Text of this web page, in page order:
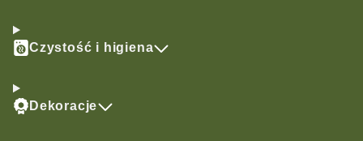
Czystość i higiena
Dekoracje